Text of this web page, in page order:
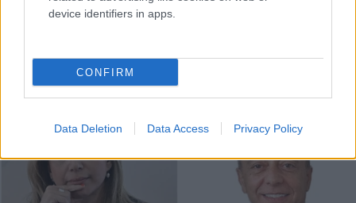
device identifiers in apps.
CONFIRM
Data Deletion Data Access Privacy Policy
Φωτιά στη Βοιωτία: Καρέ-καρέ επιχείρηση
Πυροσβεστική
08.08.2026